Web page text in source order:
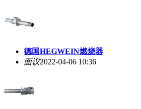
德国HEGWEIN燃烧器
面议2022-04-06 10:36